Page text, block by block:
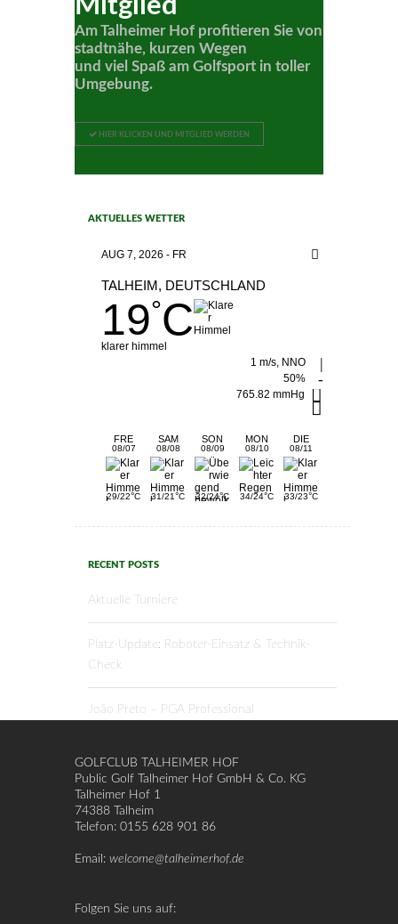
Mitglied
Am Talheimer Hof profitieren Sie von
stadtnähe, kurzen Wegen
und viel Spaß am Golfsport in toller
Umgebung.
HIER KLICKEN UND MITGLIED WERDEN
AKTUELLES WETTER
AUG 7, 2026 - FR
TALHEIM, DEUTSCHLAND
19°C
klarer himmel
1 m/s, NNO
50%
765.82 mmHg
FRE
08/07
SAM
08/08
SON
08/09
MON
08/10
DIE
08/11
29/22°C 31/21°C 32/24°C 34/24°C 33/23°C
RECENT POSTS
Aktuelle Turniere
Platz-Update: Roboter-Einsatz & Technik-
Check
João Preto – PGA Professional
GOLFCLUB TALHEIMER HOF
Public Golf Talheimer Hof GmbH & Co. KG
Talheimer Hof 1
74388 Talheim
Telefon: 0155 628 901 86
Email: welcome@talheimerhof.de
Folgen Sie uns auf: